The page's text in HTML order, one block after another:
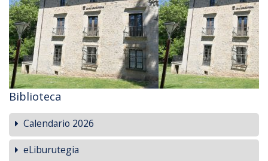
Biblioteca
Calendario 2026
eLiburutegia